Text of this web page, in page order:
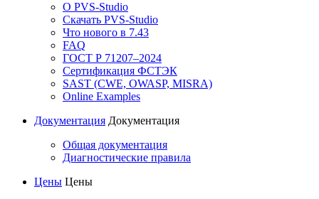
О PVS-Studio
Скачать PVS-Studio
Что нового в 7.43
FAQ
ГОСТ Р 71207–2024
Сертификация ФСТЭК
SAST (CWE, OWASP, MISRA)
Online Examples
Документация Документация
Общая документация
Диагностические правила
Цены Цены